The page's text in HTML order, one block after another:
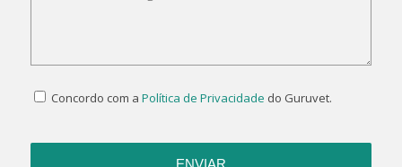
Concordo com a Política de Privacidade do Guruvet.